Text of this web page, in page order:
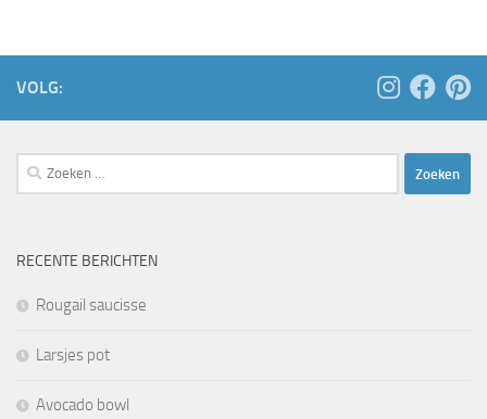
VOLG:
Zoeken
naar:
RECENTE BERICHTEN
Rougail saucisse
Larsjes pot
Avocado bowl